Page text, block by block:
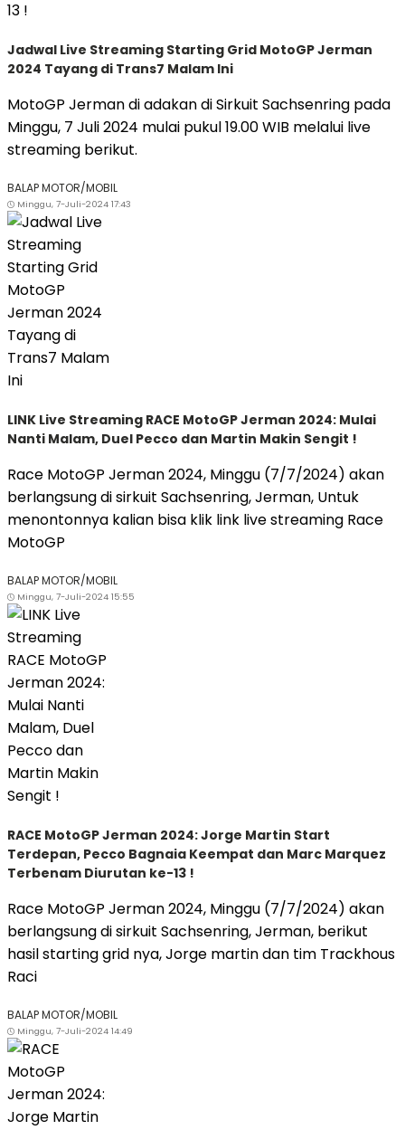
Jadwal Live Streaming Starting Grid MotoGP Jerman
2024 Tayang di Trans7 Malam Ini
MotoGP Jerman di adakan di Sirkuit Sachsenring pada
Minggu, 7 Juli 2024 mulai pukul 19.00 WIB melalui live
streaming berikut.
BALAP MOTOR/MOBIL
Minggu, 7-Juli-2024 17:43
LINK Live Streaming RACE MotoGP Jerman 2024: Mulai
Nanti Malam, Duel Pecco dan Martin Makin Sengit !
Race MotoGP Jerman 2024, Minggu (7/7/2024) akan
berlangsung di sirkuit Sachsenring, Jerman, Untuk
menontonnya kalian bisa klik link live streaming Race
MotoGP
BALAP MOTOR/MOBIL
Minggu, 7-Juli-2024 15:55
RACE MotoGP Jerman 2024: Jorge Martin Start
Terdepan, Pecco Bagnaia Keempat dan Marc Marquez
Terbenam Diurutan ke-13 !
Race MotoGP Jerman 2024, Minggu (7/7/2024) akan
berlangsung di sirkuit Sachsenring, Jerman, berikut
hasil starting grid nya, Jorge martin dan tim Trackhous
Raci
BALAP MOTOR/MOBIL
Minggu, 7-Juli-2024 14:49